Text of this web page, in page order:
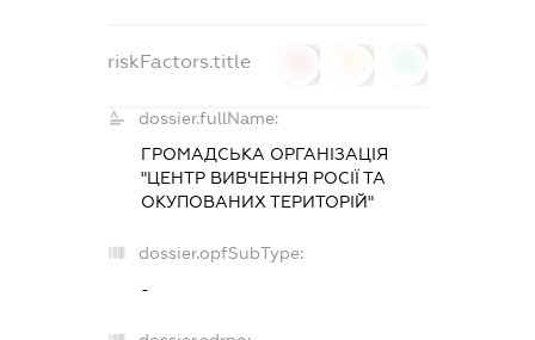
riskFactors.title
dossier.fullName:
ГРОМАДСЬКА ОРГАНІЗАЦІЯ
"ЦЕНТР ВИВЧЕННЯ РОСІЇ ТА
ОКУПОВАНИХ ТЕРИТОРІЙ"
dossier.opfSubType:
-